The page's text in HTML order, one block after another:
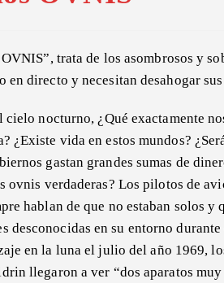
trata de los asombrosos y
en directo y necesitan desahogar
nocturno, ¿Qué exactamente
¿Existe vida en estos mundos?
gastan grandes sumas de
ovnis verdaderas? Los pilotos de
hablan de que no estaban solos y
desconocidas en su entorno
en la luna el julio del año 1969,
llegaron a ver “dos aparatos muy